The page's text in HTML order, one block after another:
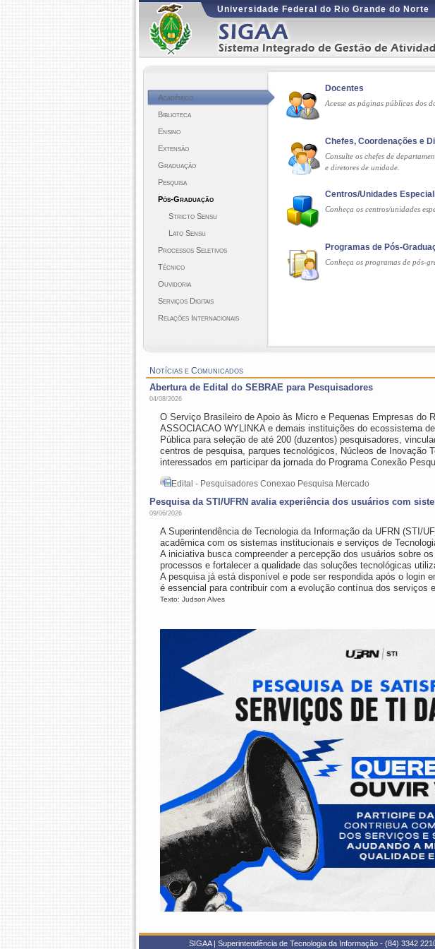
Universidade Federal do Rio Grande do Norte
Acadêmico
Biblioteca
Ensino
Extensão
Graduação
Pesquisa
Pós-Graduação
Stricto Sensu
Lato Sensu
Processos Seletivos
Técnico
Ouvidoria
Serviços Digitais
Relações Internacionais
Docentes
Acesse as páginas públicas dos
Chefes, Coordenações e
Consulte os chefes de
e diretores de unidade.
Centros/Unidades
Conheça os centros/unidades
Programas de Pós-
Conheça os programas de pós-
Notícias e Comunicados
Abertura de Edital do SEBRAE para Pesquisadores
04/08/2026
O Serviço Brasileiro de Apoio às Micro e Pequenas Empresas do
ASSOCIACAO WYLINKA e demais instituições do ecossistema
Pública para seleção de até 200 (duzentos) pesquisadores,
centros de pesquisa, parques tecnológicos, Núcleos de Inovação
interessados em participar da jornada do Programa Conexão
Edital - Pesquisadores Conexao Pesquisa Mercado
Pesquisa da STI/UFRN avalia experiência dos usuários com
09/06/2026
A Superintendência de Tecnologia da Informação da UFRN (STI/
acadêmica com os sistemas institucionais e serviços de
A iniciativa busca compreender a percepção dos usuários sobre
processos e fortalecer a qualidade das soluções tecnológicas
A pesquisa já está disponível e pode ser respondida após o login
é essencial para contribuir com a evolução contínua dos serviços
Texto: Judson Alves
SIGAA | Superintendência de Tecnologia da Informação - (84) 3342